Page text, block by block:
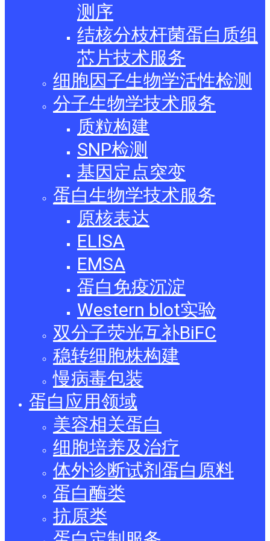
测序
结核分枝杆菌蛋白质组
芯片技术服务
细胞因子生物学活性检测
分子生物学技术服务
质粒构建
SNP检测
基因定点突变
蛋白生物学技术服务
原核表达
ELISA
EMSA
蛋白免疫沉淀
Western blot实验
双分子荧光互补BiFC
稳转细胞株构建
慢病毒包装
蛋白应用领域
美容相关蛋白
细胞培养及治疗
体外诊断试剂蛋白原料
蛋白酶类
抗原类